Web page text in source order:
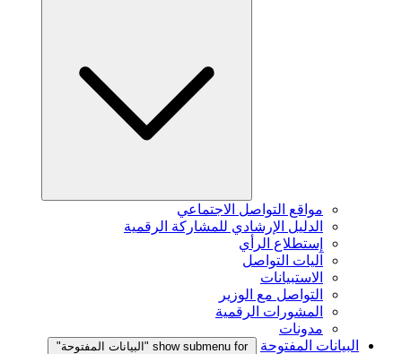
مواقع التواصل الاجتماعي
الدليل الإرشادي للمشاركة الرقمية
إستطلاع الرأي
آليات التواصل
الاستبيانات
التواصل مع الوزير
المشورات الرقمية
مدونات
البيانات المفتوحة
show submenu for "البيانات المفتوحة"